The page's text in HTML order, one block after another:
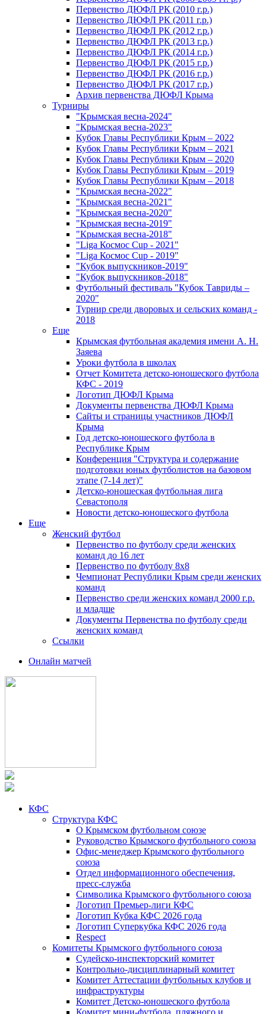
Первенство ДЮФЛ РК (2010 г.р.)
Первенство ДЮФЛ РК (2011 г.р.)
Первенство ДЮФЛ РК (2012 г.р.)
Первенство ДЮФЛ РК (2013 г.р.)
Первенство ДЮФЛ РК (2014 г.р.)
Первенство ДЮФЛ РК (2015 г.р.)
Первенство ДЮФЛ РК (2016 г.р.)
Первенство ДЮФЛ РК (2017 г.р.)
Архив первенства ДЮФЛ Крыма
Турниры
"Крымская весна-2024"
"Крымская весна-2023"
Кубок Главы Республики Крым – 2022
Кубок Главы Республики Крым – 2021
Кубок Главы Республики Крым – 2020
Кубок Главы Республики Крым – 2019
Кубок Главы Республики Крым – 2018
"Крымская весна-2022"
"Крымская весна-2021"
"Крымская весна-2020"
"Крымская весна-2019"
"Крымская весна-2018"
"Liga Космос Cup - 2021"
"Liga Космос Cup - 2019"
"Кубок выпускников-2019"
"Кубок выпускников-2018"
Футбольный фестиваль "Кубок Тавриды –
2020"
Турнир среди дворовых и сельских команд -
2018
Еще
Крымская футбольная академия имени А. Н.
Заяева
Уроки футбола в школах
Отчет Комитета детско-юношеского футбола
КФС - 2019
Логотип ДЮФЛ Крыма
Документы первенства ДЮФЛ Крыма
Сайты и страницы участников ДЮФЛ
Крыма
Год детско-юношеского футбола в
Республике Крым
Конференция "Структура и содержание
подготовки юных футболистов на базовом
этапе (7-14 лет)"
Детско-юношеская футбольная лига
Севастополя
Новости детско-юношеского футбола
Еще
Женский футбол
Первенство по футболу среди женских
команд до 16 лет
Первенство по футболу 8х8
Чемпионат Республики Крым среди женских
команд
Первенство среди женских команд 2000 г.р.
и младше
Документы Первенства по футболу среди
женских команд
Ссылки
Онлайн матчей
КФС
Структура КФС
О Крымском футбольном союзе
Руководство Крымского футбольного союза
Офис-менеджер Крымского футбольного
союза
Отдел информационного обеспечения,
пресс-служба
Символика Крымского футбольного союза
Логотип Премьер-лиги КФС
Логотип Кубка КФС 2026 года
Логотип Суперкубка КФС 2026 года
Respect
Комитеты Крымского футбольного союза
Судейско-инспекторский комитет
Контрольно-дисциплинарный комитет
Комитет Аттестации футбольных клубов и
инфраструктуры
Комитет Детско-юношеского футбола
Комитет мини-футбола, пляжного и